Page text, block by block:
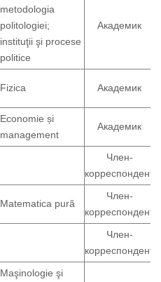
metodologia
politologiei;
instituţii şi procese
politice
Академик
Fizica Академик
Economie și
management
Академик
Член-
корреспондент
Matematica pură
Член-
корреспондент
Член-
корреспондент
Maşinologie şi